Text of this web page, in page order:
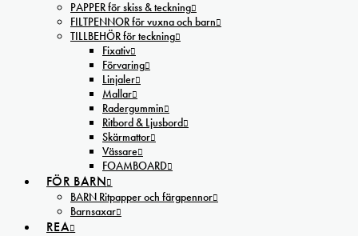
PAPPER för skiss & teckning
FILTPENNOR för vuxna och barn
TILLBEHÖR för teckning
Fixativ
Förvaring
Linjaler
Mallar
Radergummin
Ritbord & Ljusbord
Skärmattor
Vässare
FOAMBOARD
FÖR BARN
BARN Ritpapper och färgpennor
Barnsaxar
REA